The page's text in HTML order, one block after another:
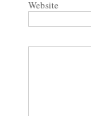
Website